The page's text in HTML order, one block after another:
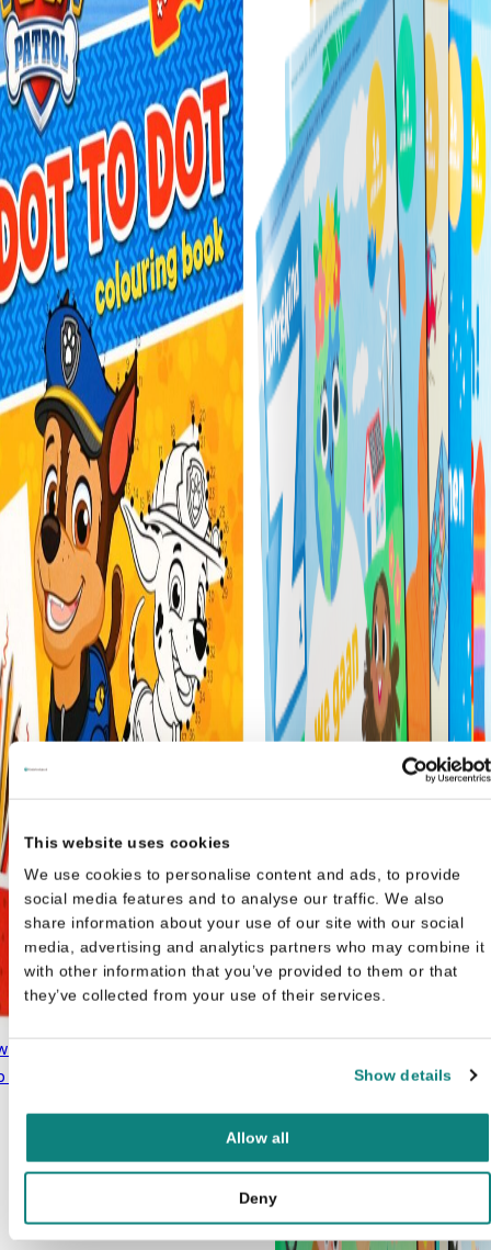
This website uses cookies
We use cookies to personalise content and ads, to provide
social media features and to analyse our traffic. We also
share information about your use of our site with our social
media, advertising and analytics partners who may combine it
with other information that you’ve provided to them or that
they’ve collected from your use of their services.
Show details
Allow all
Deny
Patrol Kleurboek stip naar